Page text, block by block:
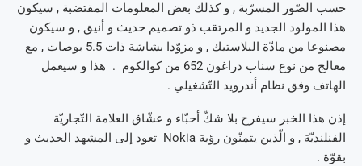
حسب الصّور المسرّبة , و كذلك بعض المعلومات المقتضبة , سيكون
هذا المولود الجديد و المرتقب ذو تصميم حديث و أنيق , و سيكون
مصنوعا من مادّة البلاستيك , و مزوّدا بشاشة ذات 5.5 بوصات , مع
معالج من نوع سناب دراغون 652 من كوالكوم . هذا و سيعمل
الهاتف وفق نظام أندرويد التّشغيلي .
إذن هذا الخبر سيفرح بلا شكّ أحبّاء و عشّاق العلامة التّجاريّة
الفنلنديّة , و الّذين يتمنّون رؤية Nokia تعود إلى المشهد الحديث و
بقوّة .